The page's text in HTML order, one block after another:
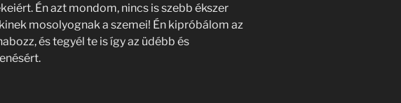
Én azt mondom, nincs is szebb ékszer
mosolyognak a szemei! Én kipróbálom az
és tegyél te is így az üdébb és